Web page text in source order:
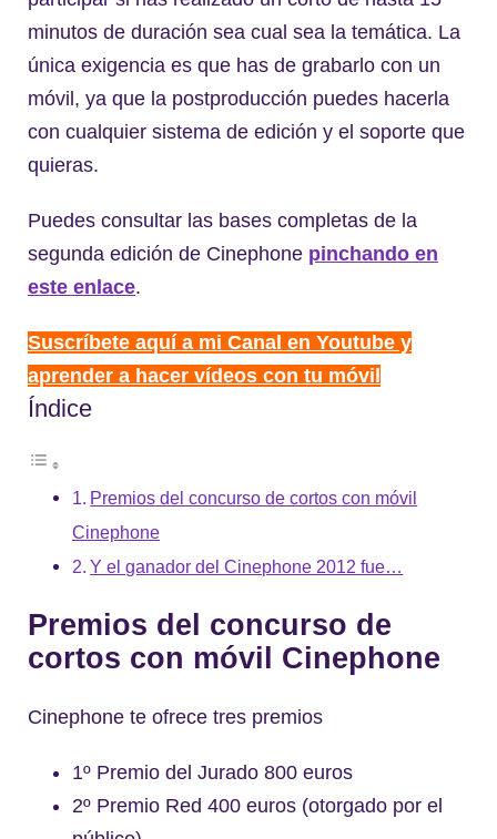
minutos de duración sea cual sea la temática. La
única exigencia es que has de grabarlo con un
móvil, ya que la postproducción puedes hacerla
con cualquier sistema de edición y el soporte que
quieras.
Puedes consultar las bases completas de la
segunda edición de Cinephone pinchando en
este enlace.
Suscríbete aquí a mi Canal en Youtube y
aprender a hacer vídeos con tu móvil
Índice
Premios del concurso de cortos con móvil
Cinephone
Y el ganador del Cinephone 2012 fue…
Premios del concurso de
cortos con móvil Cinephone
Cinephone te ofrece tres premios
1º Premio del Jurado 800 euros
2º Premio Red 400 euros (otorgado por el